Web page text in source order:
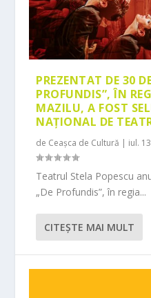
PREZENTAT DE 30
PROFUNDIS”, ÎN
MAZILU, A FOST
NAȚIONAL DE
de Ceașca de Cultură | iul.
Teatrul Stela Popescu
„De Profundis”, în regia...
CITEŞTE MAI MULT